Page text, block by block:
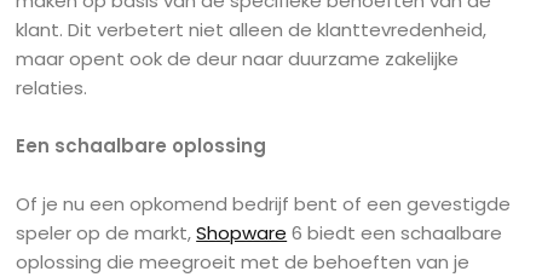
klant. Dit verbetert niet alleen de klanttevredenheid,
maar opent ook de deur naar duurzame zakelijke
relaties.
Een schaalbare oplossing
Of je nu een opkomend bedrijf bent of een gevestigde
speler op de markt,Shopware 6 biedt een schaalbare
oplossing die meegroeit met de behoeften van je